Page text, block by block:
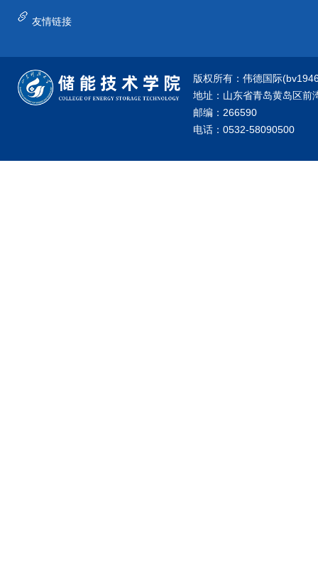
友情链接
版权所有：伟德国际
地址：山东省青岛黄岛区前
邮编：266590
电话：0532-58090500